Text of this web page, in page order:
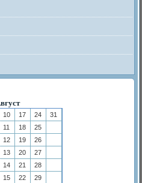
10 17 24
31
11 18
25
12 19
26
13 20
27
14 21
28
15 22
29